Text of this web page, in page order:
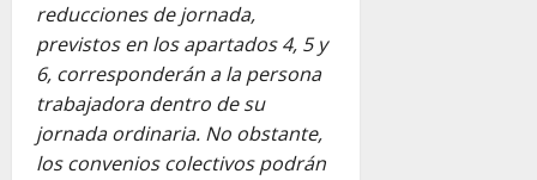
reducciones de jornada,
previstos en los apartados 4, 5 y
6, corresponderán a la persona
trabajadora dentro de su
jornada ordinaria. No obstante,
los convenios colectivos podrán